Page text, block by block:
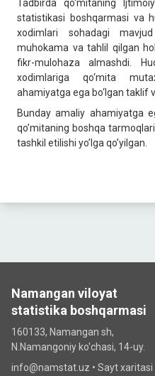
Tadbirda qo‘mitaning
statistikasi boshqarmasi va
xodimlari sohadagi
muhokama va tahlil qilgan
fikr-mulohaza almashdi.
xodimlariga qo‘mita
ahamiyatga ega bo‘lgan taklif
Bunday amaliy ahamiyatga
qo’mitaning boshqa
tashkil etilishi yo’lga qo’yilgan.
Namangan viloyat
statistika boshqarmasi
160133, Namangan sh,
N.Namangoniy ko'chasi, 14-uy.
info@namstat.uz • Sayt xaritasi